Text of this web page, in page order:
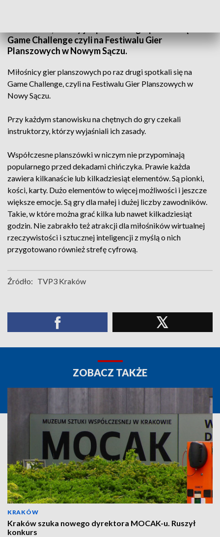
Game Challenge czyli na Festiwalu Gier
Planszowych w Nowym Sączu.
Miłośnicy gier planszowych po raz drugi spotkali się na
Game Challenge, czyli na Festiwalu Gier Planszowych w
Nowy Sączu.
Przy każdym stanowisku na chętnych do gry czekali
instruktorzy, którzy wyjaśniali ich zasady.
Współczesne planszówki w niczym nie przypominają
popularnego przed dekadami chińczyka. Prawie każda
zawiera kilkanaście lub kilkadziesiąt elementów. Są pionki,
kości, karty. Dużo elementów to więcej możliwości i jeszcze
większe emocje. Są gry dla małej i dużej liczby zawodników.
Takie, w które można grać kilka lub nawet kilkadziesiąt
godzin. Nie zabrakło też atrakcji dla miłośników wirtualnej
rzeczywistości i sztucznej inteligencji z myślą o nich
przygotowano również strefę cyfrową.
Źródło: TVP3 Kraków
ZOBACZ TAKŻE
KRAKÓW
Kraków szuka nowego dyrektora MOCAK-u. Ruszył
konkurs